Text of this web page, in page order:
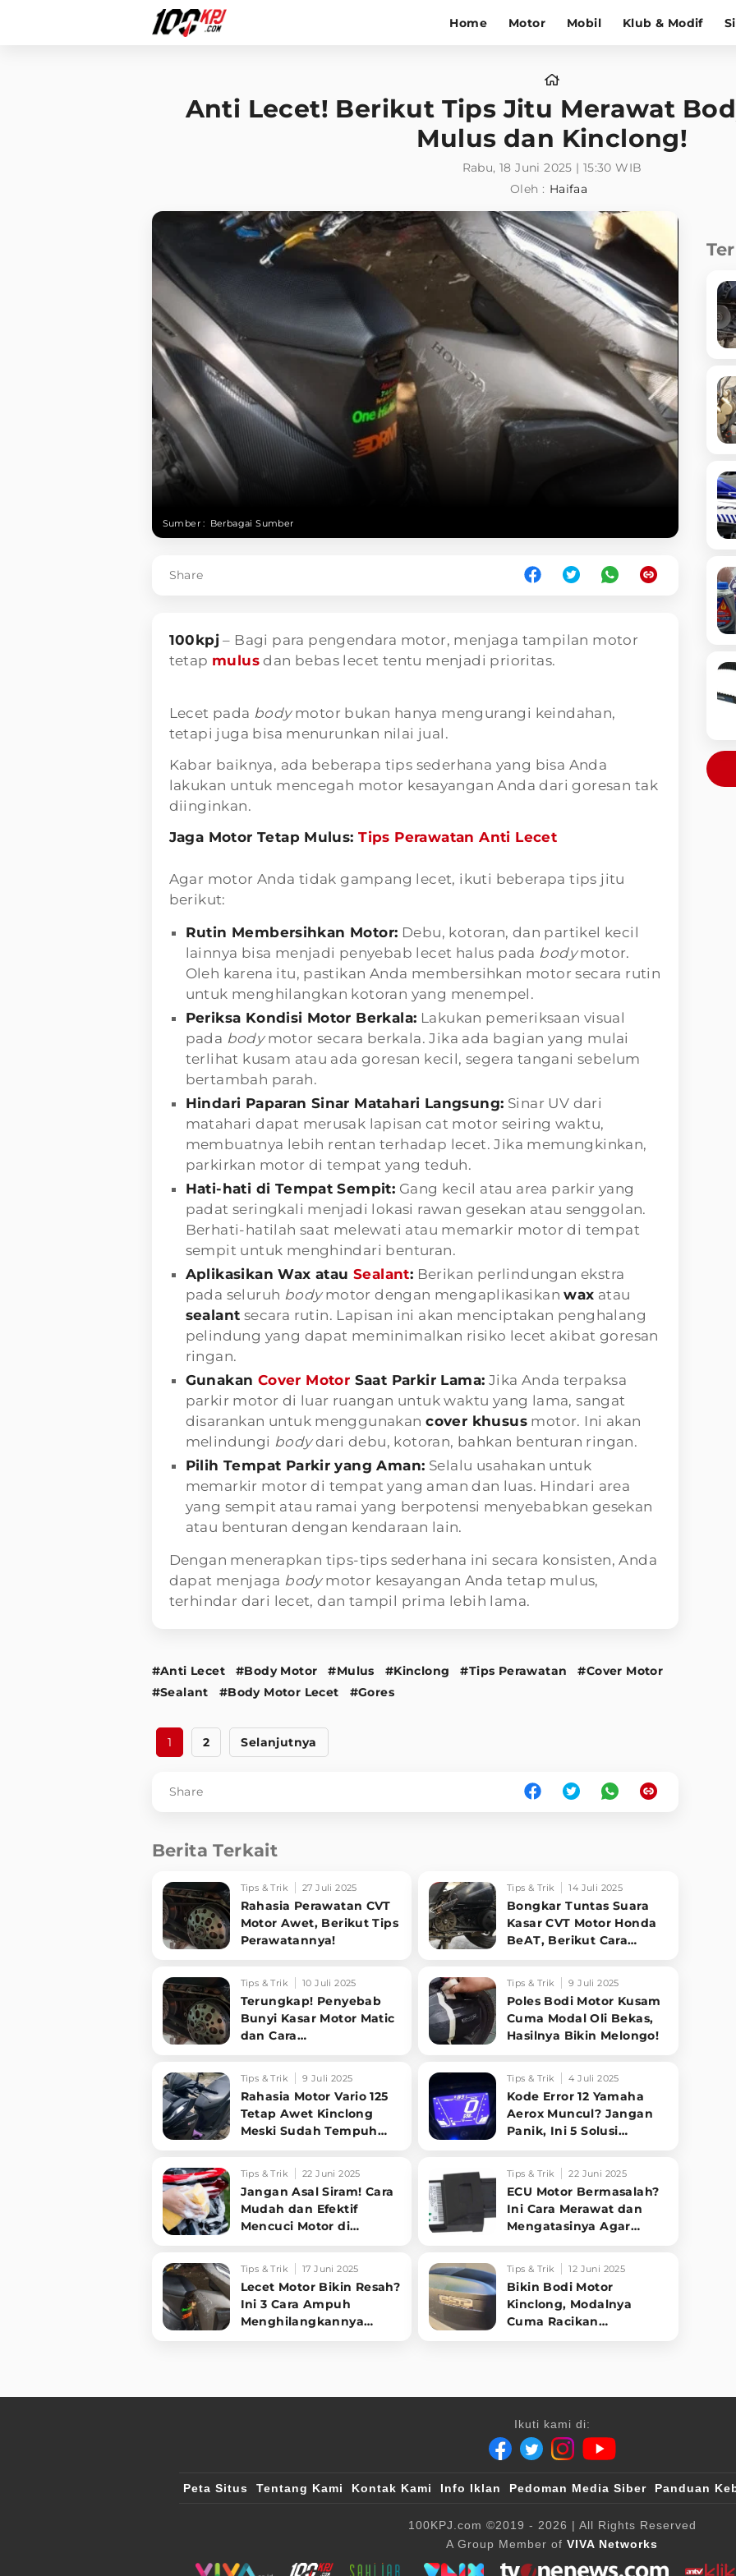
Home Motor Mobil Klub & Modif
Anti Lecet! Berikut Tips Jitu Merawat
Mulus dan Kinclong!
Rabu, 18 Juni 2025 | 15:30 WIB
Oleh : Haifaa
Sumber : Berbagai Sumber
Share
100kpj– Bagi para pengendara motor, menjaga tampilan motor
tetap mulusdan bebas lecet tentu menjadi prioritas.
Lecet pada bodymotor bukan hanya mengurangi keindahan,
tetapi juga bisa menurunkan nilai jual.
Kabar baiknya, ada beberapa tips sederhana yang bisa Anda
lakukan untuk mencegah motor kesayangan Anda dari goresan tak
diinginkan.
Jaga Motor Tetap Mulus:Tips Perawatan Anti Lecet
Agar motor Anda tidak gampang lecet, ikuti beberapa tips jitu
berikut:
Rutin Membersihkan Motor: Debu, kotoran, dan partikel kecil
lainnya bisa menjadi penyebab lecet halus pada bodymotor.
Oleh karena itu, pastikan Anda membersihkan motor secara rutin
untuk menghilangkan kotoran yang menempel.
Periksa Kondisi Motor Berkala: Lakukan pemeriksaan visual
pada bodymotor secara berkala. Jika ada bagian yang mulai
terlihat kusam atau ada goresan kecil, segera tangani sebelum
bertambah parah.
Hindari Paparan Sinar Matahari Langsung: Sinar UV dari
matahari dapat merusak lapisan cat motor seiring waktu,
membuatnya lebih rentan terhadap lecet. Jika memungkinkan,
parkirkan motor di tempat yang teduh.
Hati-hati di Tempat Sempit: Gang kecil atau area parkir yang
padat seringkali menjadi lokasi rawan gesekan atau senggolan.
Berhati-hatilah saat melewati atau memarkir motor di tempat
sempit untuk menghindari benturan.
Aplikasikan Wax atau Sealant: Berikan perlindungan ekstra
pada seluruh bodymotor dengan mengaplikasikanwax atau
sealant secara rutin. Lapisan ini akan menciptakan penghalang
pelindung yang dapat meminimalkan risiko lecet akibat goresan
ringan.
Gunakan Cover Motor Saat Parkir Lama: Jika Anda terpaksa
parkir motor di luar ruangan untuk waktu yang lama, sangat
disarankan untuk menggunakancover khususmotor. Ini akan
melindungi bodydari debu, kotoran, bahkan benturan ringan.
Pilih Tempat Parkir yang Aman: Selalu usahakan untuk
memarkir motor di tempat yang aman dan luas. Hindari area
yang sempit atau ramai yang berpotensi menyebabkan gesekan
atau benturan dengan kendaraan lain.
Dengan menerapkan tips-tips sederhana ini secara konsisten, Anda
dapat menjaga bodymotor kesayangan Anda tetap mulus,
terhindar dari lecet, dan tampil prima lebih lama.
#Anti Lecet #Body Motor #Mulus #Kinclong #Tips Perawatan
#Cover Motor
#Sealant
#Body Motor Lecet #Gores
1 2 Selanjutnya
Share
Berita Terkait
Tips & Trik 27 Juli 2025
Rahasia Perawatan CVT
Motor Awet, Berikut Tips
Perawatannya!
Tips & Trik 14 Juli 2025
Bongkar Tuntas Suara
Kasar CVT Motor Honda
BeAT, Berikut Cara
Tips & Trik 10 Juli 2025
Terungkap! Penyebab
Bunyi Kasar Motor Matic
dan Cara
di Rumah
Tips & Trik 9 Juli 2025
Poles Bodi Motor Kusam
Cuma Modal Oli Bekas,
Hasilnya Bikin Melongo!
Tips & Trik 9 Juli 2025
Rahasia Motor Vario 125
Tetap Awet Kinclong
Meski Sudah Tempuh
Perawatan!
Tips & Trik 4 Juli 2025
Kode Error 12 Yamaha
Aerox Muncul? Jangan
Panik, Ini 5 Solusi
Tips & Trik 22 Juni 2025
Jangan Asal Siram! Cara
Mudah dan Efektif
Mencuci Motor di
Kinclong Permanen
Tips & Trik 22 Juni 2025
ECU Motor Bermasalah?
Ini Cara Merawat dan
Mengatasinya Agar
Tips & Trik 17 Juni 2025
Lecet Motor Bikin Resah?
Ini 3 Cara Ampuh
Menghilangkannya
Tips & Trik 12 Juni 2025
Bikin Bodi Motor
Kinclong, Modalnya
Cuma Racikan
Ikuti kami di:
Peta Situs Tentang Kami Kontak Kami Info Iklan Pedoman Media Siber Panduan
100KPJ.com ©2019 - 2026 | All Rights Reserved
A Group Member of VIVA Networks